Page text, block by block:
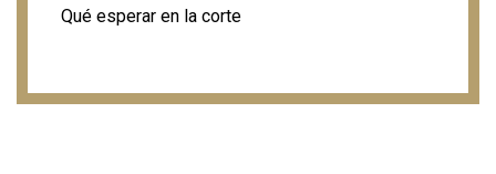
Qué esperar en la corte